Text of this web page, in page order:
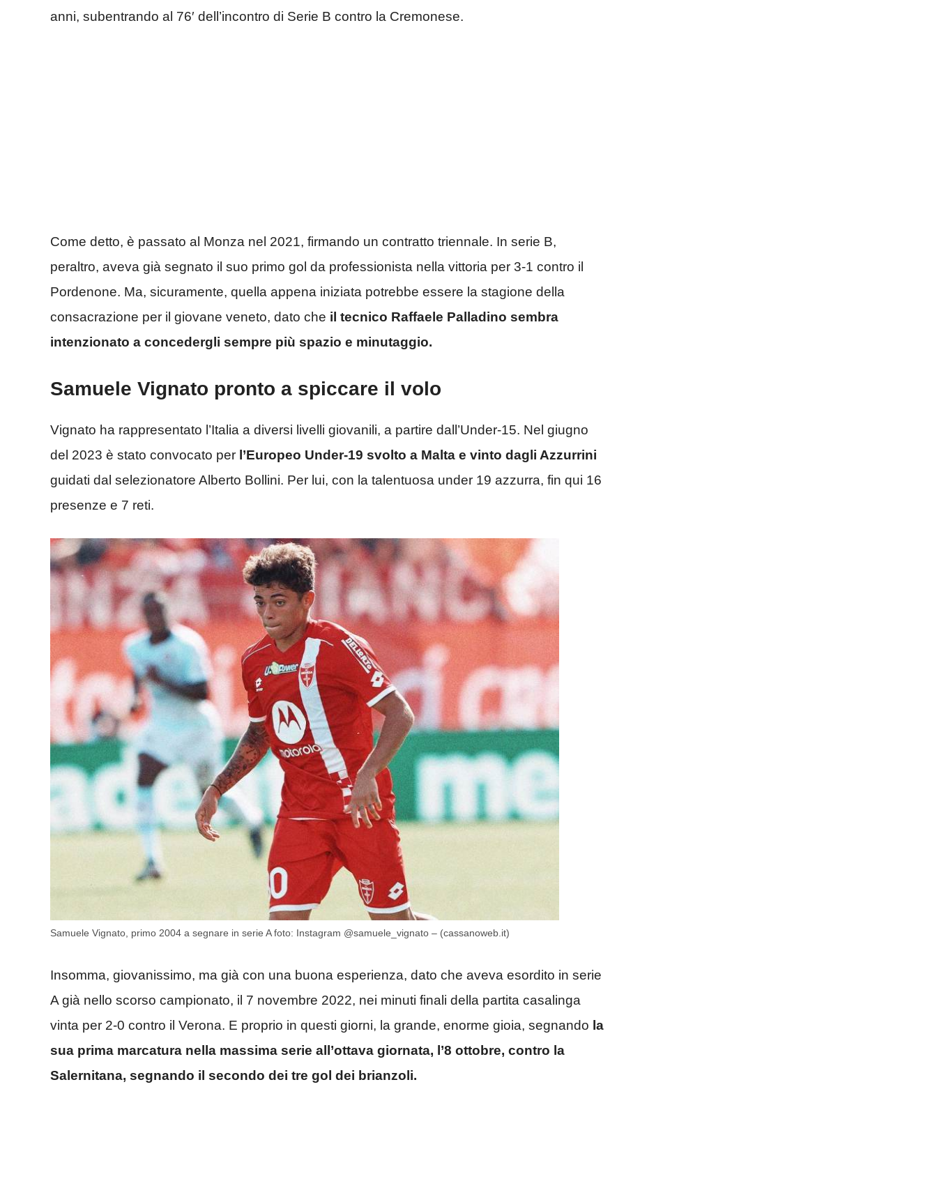
anni, subentrando al 76′ dell’incontro di Serie B contro la Cremonese.
Come detto, è passato al Monza nel 2021, firmando un contratto triennale. In serie B,
peraltro, aveva già segnato il suo primo gol da professionista nella vittoria per 3-1 contro il
Pordenone. Ma, sicuramente, quella appena iniziata potrebbe essere la stagione della
consacrazione per il giovane veneto, dato che il tecnico Raffaele Palladino sembra
intenzionato a concedergli sempre più spazio e minutaggio.
Samuele Vignato pronto a spiccare il volo
Vignato ha rappresentato l’Italia a diversi livelli giovanili, a partire dall’Under-15. Nel giugno
del 2023 è stato convocato per l’Europeo Under-19 svolto a Malta e vinto dagli Azzurrini
guidati dal selezionatore Alberto Bollini. Per lui, con la talentuosa under 19 azzurra, fin qui 16
presenze e 7 reti.
Samuele Vignato, primo 2004 a segnare in serie A foto: Instagram @samuele_vignato – (cassanoweb.it)
Insomma, giovanissimo, ma già con una buona esperienza, dato che aveva esordito in serie
A già nello scorso campionato, il 7 novembre 2022, nei minuti finali della partita casalinga
vinta per 2-0 contro il Verona. E proprio in questi giorni, la grande, enorme gioia, segnando la
sua prima marcatura nella massima serie all’ottava giornata, l’8 ottobre, contro la
Salernitana, segnando il secondo dei tre gol dei brianzoli.